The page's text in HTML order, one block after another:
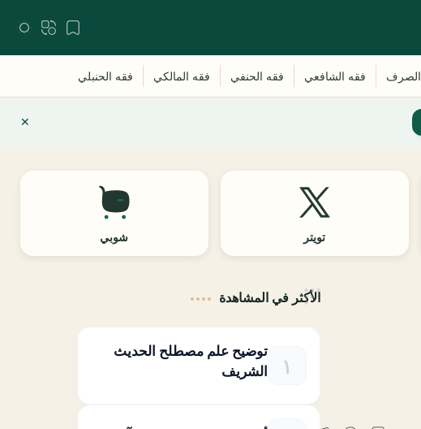
تويتر شوبي
الأكثر في المشاهدة
توضيح علم مصطلح الحديث
الشريف